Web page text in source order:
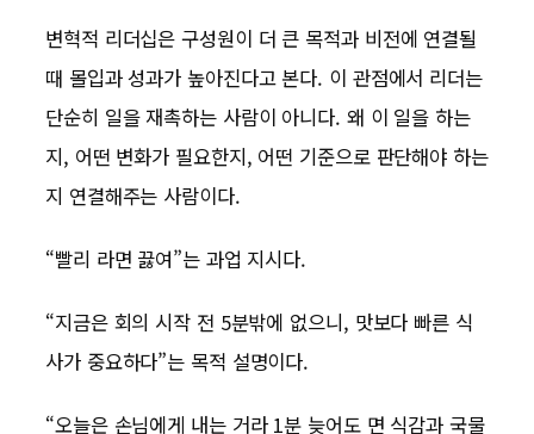
변혁적 리더십은 구성원이 더 큰 목적과 비전에 연결될
때 몰입과 성과가 높아진다고 본다. 이 관점에서 리더는
단순히 일을 재촉하는 사람이 아니다. 왜 이 일을 하는
지, 어떤 변화가 필요한지, 어떤 기준으로 판단해야 하는
지 연결해주는 사람이다.
“빨리 라면 끓여”는 과업 지시다.
“지금은 회의 시작 전 5분밖에 없으니, 맛보다 빠른 식
사가 중요하다”는 목적 설명이다.
“오늘은 손님에게 내는 거라 1분 늦어도 면 식감과 국물